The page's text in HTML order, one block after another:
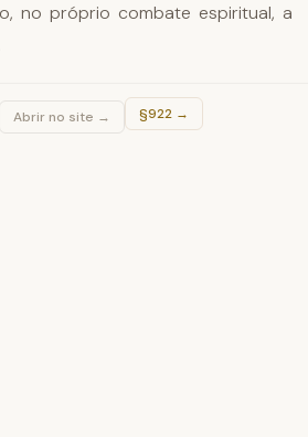
no próprio combate espiritual, a
Abrir no site → §922 →